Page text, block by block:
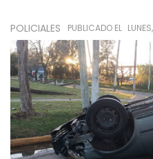
POLICIALES PUBLICADO EL